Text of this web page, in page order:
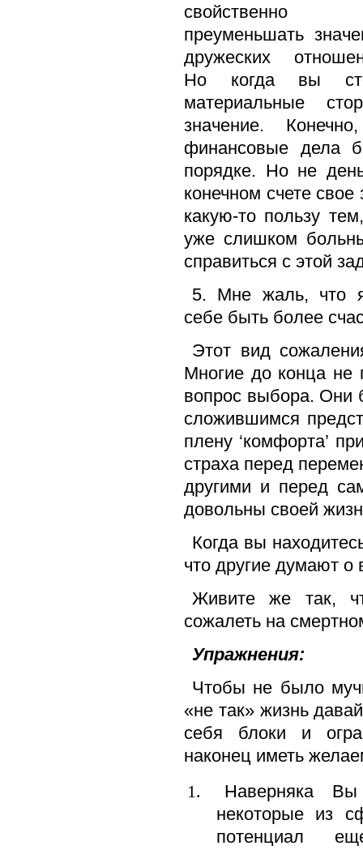
свойственно
преуменьшать
дружеских
Но когда вы
материальные
значение.
финансовые дела
порядке. Но не
конечном счете
какую-то пользу
уже слишком
справиться с этой
5. Мне жаль, что
себе быть более
Этот вид
Многие до конца не
вопрос выбора. Они
сложившимся
плену ‘комфорта’
страха перед
другими и перед
довольны своей
Когда вы
что другие думают о
Живите же так,
сожалеть на
Упражнения:
Чтобы не было
«не так» жизнь
себя блоки и
наконец иметь
Наверняка
некоторые из
потенциал